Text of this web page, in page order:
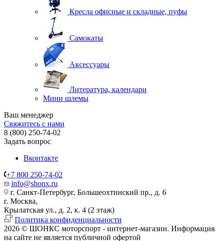
Кресла офисные и складные, пуфы
Самокаты
Аксессуары
Литература, календари
Мини шлемы
Ваш менеджер
Свяжитесь с нами
8 (800) 250-74-02
Задать вопрос
Вконтакте
+7 800 250-74-02
info@shonx.ru
г. Санкт-Петербург, Большеохтинский пр., д. 6
г. Москва,
Крылатская ул., д. 2, к. 4 (2 этаж)
Политика конфиденциальности
2026 © ШОНКС моторспорт - интернет-магазин. Информация
на сайте не является публичной офертой